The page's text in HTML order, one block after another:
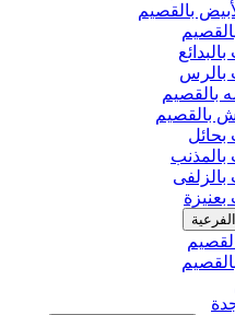
بالقصيم
بالرس
بالقصيم
بالقصيم